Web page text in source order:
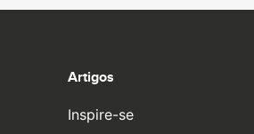
Artigos
Inspire-se